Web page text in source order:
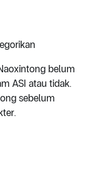
belum
ASI atau tidak.
sebelum